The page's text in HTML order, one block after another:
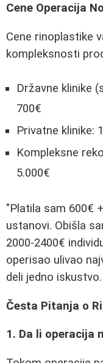
Cene Operacija
Cene rinoplastike
kompleksnosti
Državne klinike
700€
Privatne klinike:
Kompleksne
5.000€
"Platila sam 600€
ustanovi. Obišla
2000-2400€
operisao ulivao
deli jedno iskustvo.
Česta Pitanja o
1. Da li operacija